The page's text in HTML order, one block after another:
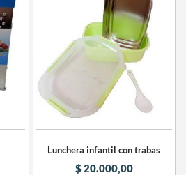
Lunchera infantil con trabas
$20.000,00